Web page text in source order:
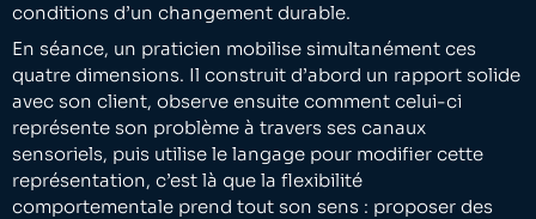
conditions d’un changement durable.
En séance, un praticien mobilise simultanément ces
quatre dimensions. Il construit d’abord un rapport solide
avec son client, observe ensuite comment celui-ci
représente son problème à travers ses canaux
sensoriels, puis utilise le langage pour modifier cette
représentation, c’est là que la flexibilité
comportementale prend tout son sens : proposer des